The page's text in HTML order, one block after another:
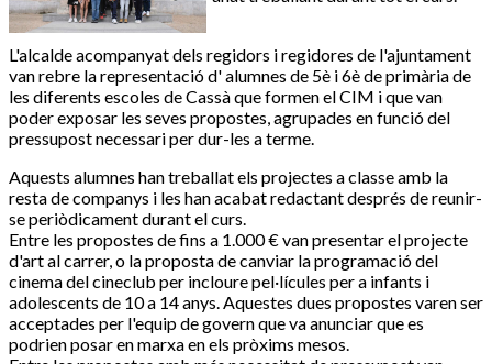
L'alcalde acompanyat dels regidors i regidores de l'ajuntament
van rebre la representació d' alumnes de 5è i 6è de primària de
les diferents escoles de Cassà que formen el CIM i que van
poder exposar les seves propostes, agrupades en funció del
pressupost necessari per dur-les a terme.
Aquests alumnes han treballat els projectes a classe amb la
resta de companys i les han acabat redactant després de reunir-
se periòdicament durant el curs.
Entre les propostes de fins a 1.000 € van presentar el projecte
d'art al carrer, o la proposta de canviar la programació del
cinema del cineclub per incloure pel·lícules per a infants i
adolescents de 10 a 14 anys. Aquestes dues propostes varen ser
acceptades per l'equip de govern que va anunciar que es
podrien posar en marxa en els pròxims mesos.